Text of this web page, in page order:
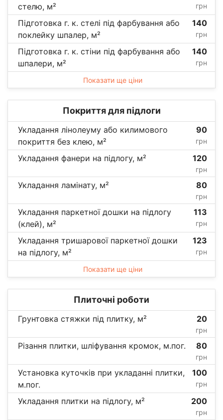
стелю, м²
грн
Підготовка г. к. стелі під фарбування або
поклейку шпалер, м²
140
грн
Підготовка г. к. стіни під фарбування або
шпалери, м²
140
грн
Показати ще ціни
Покриття для підлоги
Укладання лінолеуму або килимового
покриття без клею, м²
90
грн
Укладання фанери на підлогу, м² 120
грн
Укладання ламінату, м² 80
грн
Укладання паркетної дошки на підлогу
(клей), м²
113
грн
Укладання тришарової паркетної дошки
на підлогу, м²
123
грн
Показати ще ціни
Плиточні роботи
Грунтовка стяжки під плитку, м² 20
грн
Різання плитки, шліфування кромок, м.пог. 80
грн
Установка куточків при укладанні плитки,
м.пог.
100
грн
Укладання плитки на підлогу, м² 200
грн